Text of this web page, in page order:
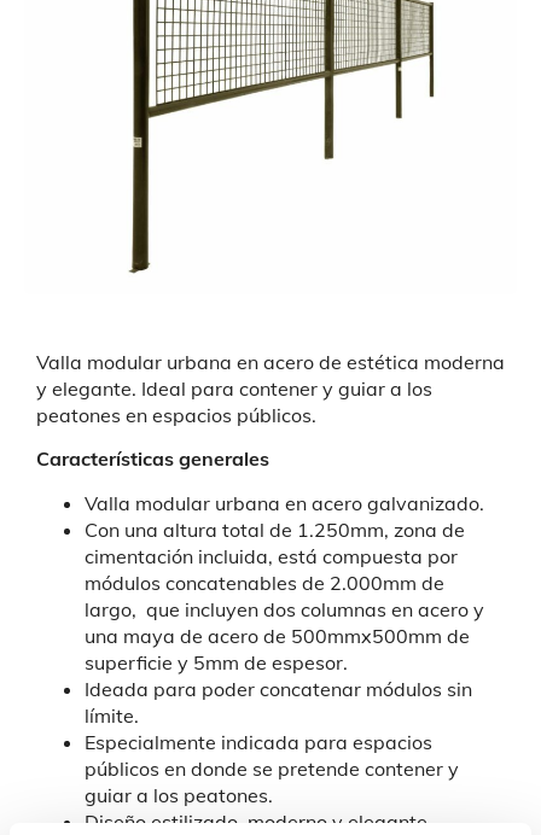
Valla modular urbana en acero de estética moderna
y elegante. Ideal para contener y guiar a los
peatones en espacios públicos.
Características generales
Valla modular urbana en acero galvanizado.
Con una altura total de 1.250mm, zona de
cimentación incluida, está compuesta por
módulos concatenables de 2.000mm de
largo, que incluyen dos columnas en acero y
una maya de acero de 500mmx500mm de
superficie y 5mm de espesor.
Ideada para poder concatenar módulos sin
límite.
Especialmente indicada para espacios
públicos en donde se pretende contener y
guiar a los peatones.
Diseño estilizado, moderno y elegante.